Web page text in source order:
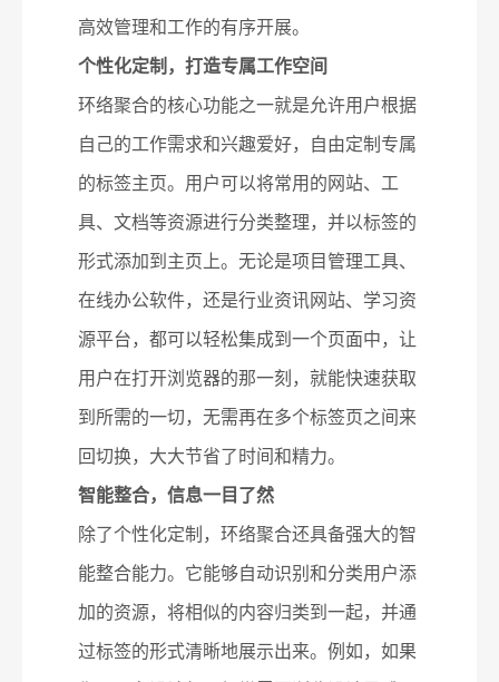
高效管理和工作的有序开展。
个性化定制，打造专属工作空间
环络聚合的核心功能之一就是允许用户根据
自己的工作需求和兴趣爱好，自由定制专属
的标签主页。用户可以将常用的网站、工
具、文档等资源进行分类整理，并以标签的
形式添加到主页上。无论是项目管理工具、
在线办公软件，还是行业资讯网站、学习资
源平台，都可以轻松集成到一个页面中，让
用户在打开浏览器的那一刻，就能快速获取
到所需的一切，无需再在多个标签页之间来
回切换，大大节省了时间和精力。
智能整合，信息一目了然
除了个性化定制，环络聚合还具备强大的智
能整合能力。它能够自动识别和分类用户添
加的资源，将相似的内容归类到一起，并通
过标签的形式清晰地展示出来。例如，如果